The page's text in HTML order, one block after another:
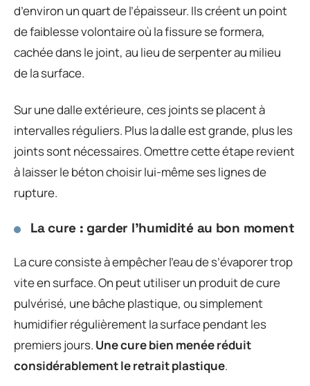
d’environ un quart de l’épaisseur. Ils créent un point
de faiblesse volontaire où la fissure se formera,
cachée dans le joint, au lieu de serpenter au milieu
de la surface.
Sur une dalle extérieure, ces joints se placent à
intervalles réguliers. Plus la dalle est grande, plus les
joints sont nécessaires. Omettre cette étape revient
à laisser le béton choisir lui-même ses lignes de
rupture.
La cure : garder l’humidité au bon moment
La cure consiste à empêcher l’eau de s’évaporer trop
vite en surface. On peut utiliser un produit de cure
pulvérisé, une bâche plastique, ou simplement
humidifier régulièrement la surface pendant les
premiers jours. Une cure bien menée réduit
considérablement le retrait plastique.